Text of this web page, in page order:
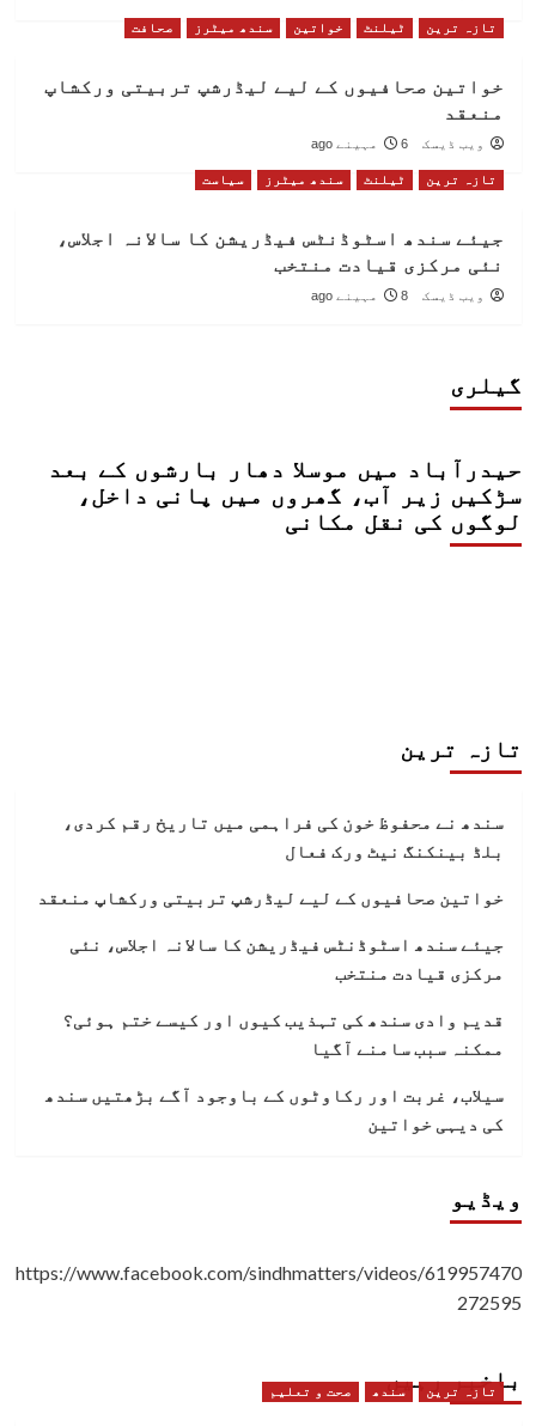
تازہ ترین ٹیلنٹ خواتین سندھ میٹرز صحافت
خواتین صحافیوں کے لیے لیڈرشپ تربیتی ورکشاپ
منعقد
ویب ڈیسک 6 مہینے ago
تازہ ترین ٹیلنٹ سندھ میٹرز سیاست
جیئے سندھ اسٹوڈنٹس فیڈریشن کا سالانہ اجلاس،
نئی مرکزی قیادت منتخب
ویب ڈیسک 8 مہینے ago
گیلری
حیدرآباد میں موسلا دھار بارشوں کے بعد
سڑکیں زیر آب، گھروں میں پانی داخل،
لوگوں کی نقل مکانی
تازہ ترین
سندھ نے محفوظ خون کی فراہمی میں تاریخ رقم کردی،
بلڈ بینکنگ نیٹ ورک فعال
خواتین صحافیوں کے لیے لیڈرشپ تربیتی ورکشاپ منعقد
جیئے سندھ اسٹوڈنٹس فیڈریشن کا سالانہ اجلاس، نئی
مرکزی قیادت منتخب
قدیم وادی سندھ کی تہذیب کیوں اور کیسے ختم ہوئی؟
ممکنہ سبب سامنے آگیا
سیلاب، غربت اور رکاوٹوں کے باوجود آگے بڑھتیں سندھ
کی دیہی خواتین
ویڈیو
https://www.facebook.com/sindhmatters/videos/619957470
272595
باخبر رہیں
تازہ ترین سندھ صحت و تعلیم